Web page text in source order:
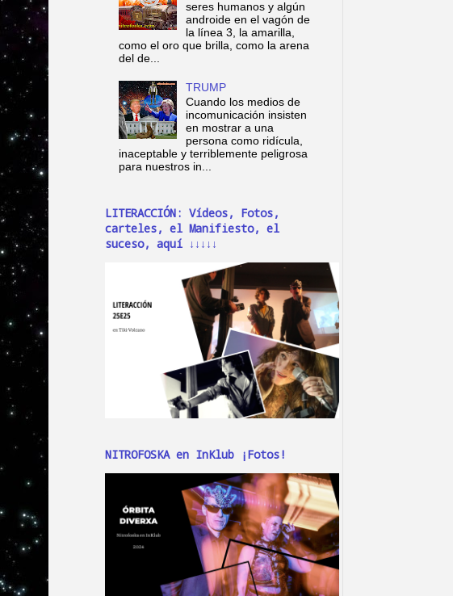
seres humanos y algún
androide en el vagón de
la línea 3, la amarilla,
como el oro que brilla, como la arena
del de...
TRUMP
Cuando los medios de
incomunicación insisten
en mostrar a una
persona como ridícula,
inaceptable y terriblemente peligrosa
para nuestros in...
LITERACCIÓN: Vídeos, Fotos,
carteles, el Manifiesto, el
suceso, aquí ↓↓↓↓↓
NITROFOSKA en InKlub ¡Fotos!